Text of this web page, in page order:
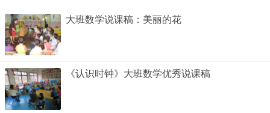
大班数学说课稿：美丽的花
《认识时钟》大班数学优秀说课稿